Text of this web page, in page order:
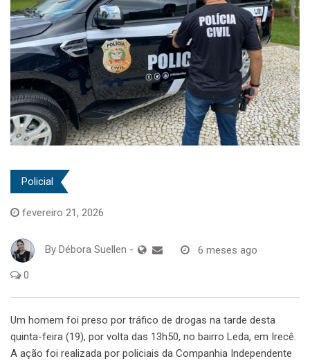
Policial
fevereiro 21, 2026
By Débora Suellen - 6 meses ago
0
Um homem foi preso por tráfico de drogas na tarde desta
quinta-feira (19), por volta das 13h50, no bairro Leda, em Irecê.
A ação foi realizada por policiais da Companhia Independente